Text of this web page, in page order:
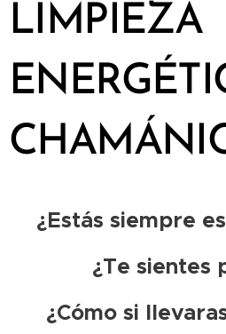
LIMPIEZA
¿Estás siempre
¿Te sientes
¿Cómo si